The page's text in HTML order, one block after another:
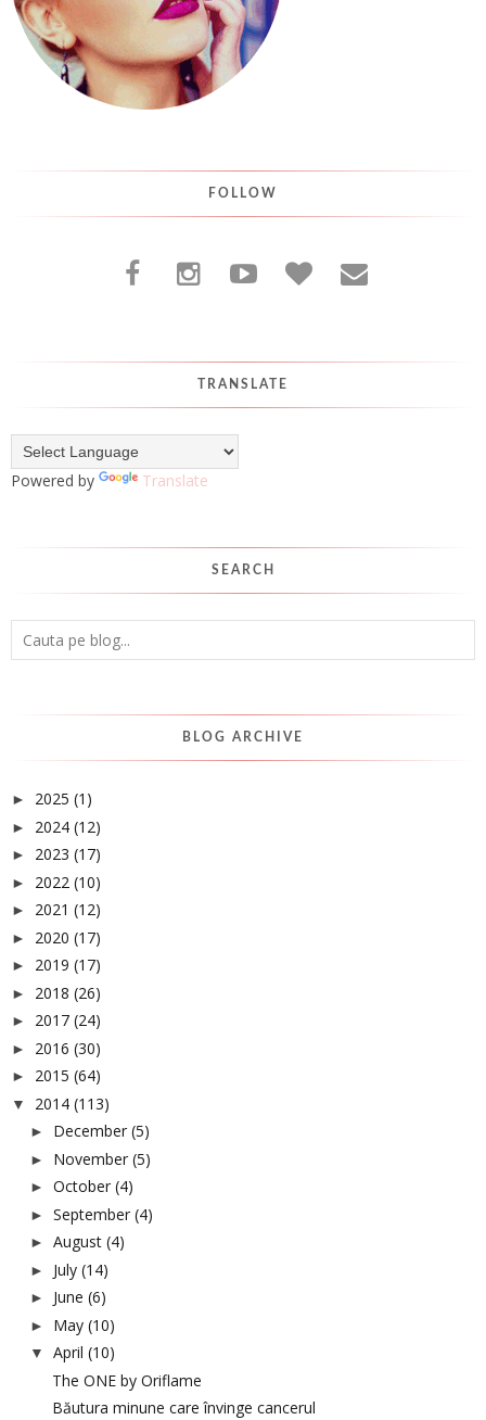
FOLLOW
TRANSLATE
Powered by Translate
SEARCH
BLOG ARCHIVE
► 2025 (1)
► 2024 (12)
► 2023 (17)
► 2022 (10)
► 2021 (12)
► 2020 (17)
► 2019 (17)
► 2018 (26)
► 2017 (24)
► 2016 (30)
► 2015 (64)
▼ 2014 (113)
► December (5)
► November (5)
► October (4)
► September (4)
► August (4)
► July (14)
► June (6)
► May (10)
▼ April (10)
The ONE by Oriflame
Băutura minune care învinge cancerul